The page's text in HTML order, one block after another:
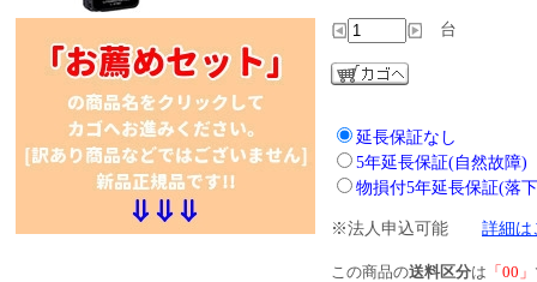
台
延長保証なし
5年延長保証(自然故障)
物損付5年延長保証(落
※法人申込可能 詳細は
この商品の送料区分は 「00」